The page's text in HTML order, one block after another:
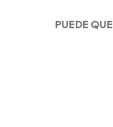
PUEDE